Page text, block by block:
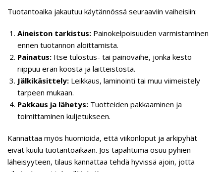
Tuotantoaika jakautuu käytännössä seuraaviin vaiheisiin:
Aineiston tarkistus: Painokelpoisuuden varmistaminen
ennen tuotannon aloittamista.
Painatus: Itse tulostus- tai painovaihe, jonka kesto
riippuu erän koosta ja laitteistosta.
Jälkikäsittely: Leikkaus, laminointi tai muu viimeistely
tarpeen mukaan.
Pakkaus ja lähetys: Tuotteiden pakkaaminen ja
toimittaminen kuljetukseen.
Kannattaa myös huomioida, että viikonloput ja arkipyhät
eivät kuulu tuotantoaikaan. Jos tapahtuma osuu pyhien
läheisyyteen, tilaus kannattaa tehdä hyvissä ajoin, jotta